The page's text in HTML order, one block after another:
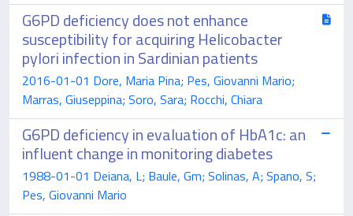
G6PD deficiency does not enhance
susceptibility for acquiring Helicobacter
pylori infection in Sardinian patients
2016-01-01 Dore, Maria Pina; Pes, Giovanni Mario;
Marras, Giuseppina; Soro, Sara; Rocchi, Chiara
G6PD deficiency in evaluation of HbA1c: an
influent change in monitoring diabetes
1988-01-01 Deiana, L; Baule, Gm; Solinas, A; Spano, S;
Pes, Giovanni Mario